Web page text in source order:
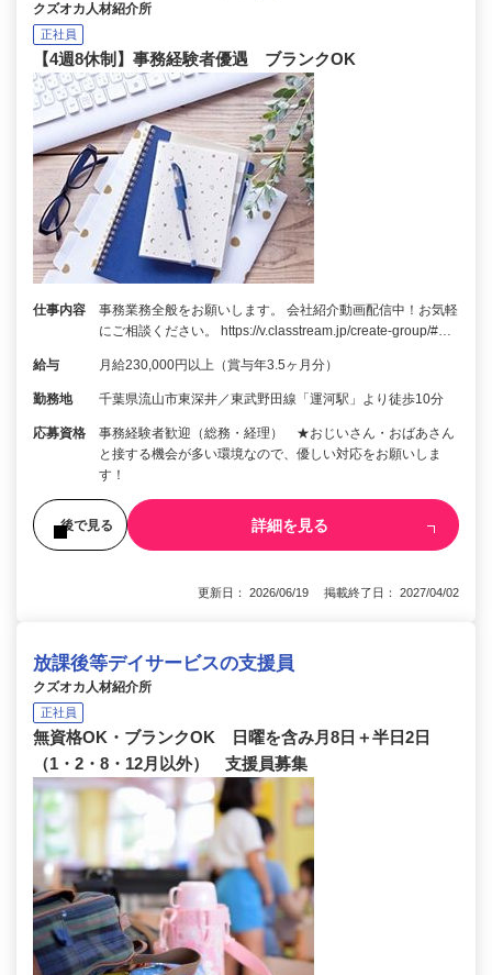
クズオカ人材紹介所
正社員
【4週8休制】事務経験者優遇 ブランクOK
仕事内容
事務業務全般をお願いします。 会社紹介動画配信中！お気軽
にご相談ください。 https://v.classtream.jp/create-group/#…
給与 月給230,000円以上（賞与年3.5ヶ月分）
勤務地 千葉県流山市東深井／東武野田線「運河駅」より徒歩10分
応募資格
事務経験者歓迎（総務・経理） ★おじいさん・おばあさん
と接する機会が多い環境なので、優しい対応をお願いしま
す！
後で見る 詳細を見る
更新日： 2026/06/19 掲載終了日： 2027/04/02
放課後等デイサービスの支援員
クズオカ人材紹介所
正社員
無資格OK・ブランクOK 日曜を含み月8日＋半日2日
（1・2・8・12月以外） 支援員募集